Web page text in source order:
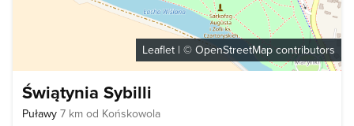
Leaflet | © OpenStreetMap contributors
Świątynia Sybilli
Puławy 7 km od Końskowola